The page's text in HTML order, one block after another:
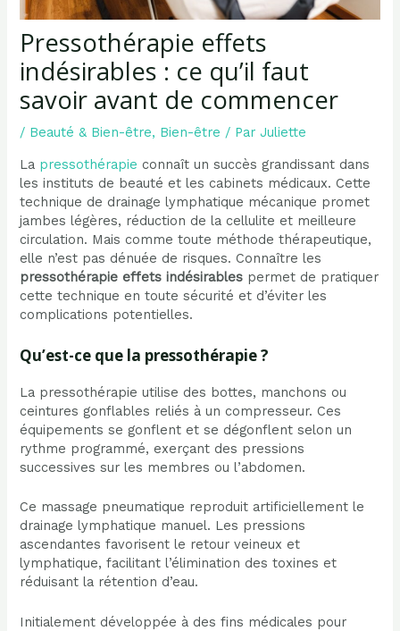
Pressothérapie effets
indésirables : ce qu’il faut
savoir avant de commencer
/ Beauté & Bien-être, Bien-être / ParJuliette
La pressothérapie connaît un succès grandissant dans
les instituts de beauté et les cabinets médicaux. Cette
technique de drainage lymphatique mécanique promet
jambes légères, réduction de la cellulite et meilleure
circulation. Mais comme toute méthode thérapeutique,
elle n’est pas dénuée de risques. Connaître les
pressothérapie effets indésirables permet de pratiquer
cette technique en toute sécurité et d’éviter les
complications potentielles.
Qu’est-ce que la pressothérapie ?
La pressothérapie utilise des bottes, manchons ou
ceintures gonflables reliés à un compresseur. Ces
équipements se gonflent et se dégonflent selon un
rythme programmé, exerçant des pressions
successives sur les membres ou l’abdomen.
Ce massage pneumatique reproduit artificiellement le
drainage lymphatique manuel. Les pressions
ascendantes favorisent le retour veineux et
lymphatique, facilitant l’élimination des toxines et
réduisant la rétention d’eau.
Initialement développée à des fins médicales pour